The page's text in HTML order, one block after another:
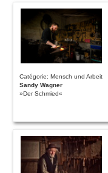
Catégorie: Mensch und Arbeit
Sandy Wagner
»Der Schmied«